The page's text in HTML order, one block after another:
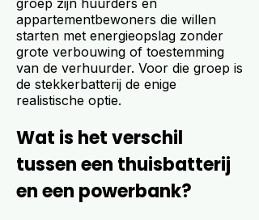
groep zijn huurders en
appartementbewoners die willen
starten met energieopslag zonder
grote verbouwing of toestemming
van de verhuurder. Voor die groep is
de stekkerbatterij de enige
realistische optie.
Wat is het verschil
tussen een thuisbatterij
en een powerbank?